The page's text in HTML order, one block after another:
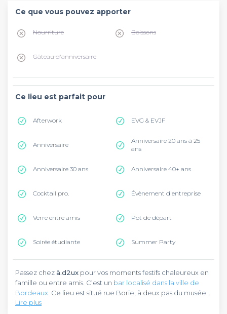
Ce que vous pouvez apporter
Nourriture Boissons
Gâteau d'anniversaire
Ce lieu est parfait pour
Afterwork EVG & EVJF
Anniversaire
Anniversaire 20 ans à 25
ans
Anniversaire 30 ans Anniversaire 40+ ans
Cocktail pro. Évènement d'entreprise
Verre entre amis Pot de départ
Soirée étudiante Summer Party
Passez chezà.d2ux pour vos moments festifs chaleureux en
famille ou entre amis. C’est un bar localisé dans la ville de
Bordeaux . Ce lieu est situé rue Borie, à deux pas du musée
de l’Histoire Maritime de Bordeaux, dans le quartier attractif
Lire plus